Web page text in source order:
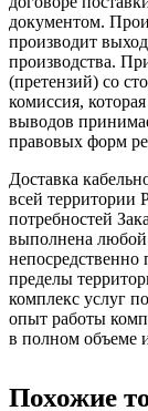
документом.
производит
производства.
(претензий) со
комиссия,
выводов
правовых форм
Доставка
всей территории
потребностей
выполнена любой
непосредственно
пределы
комплекс услуг
опыт работы
в полном объеме
Похожие